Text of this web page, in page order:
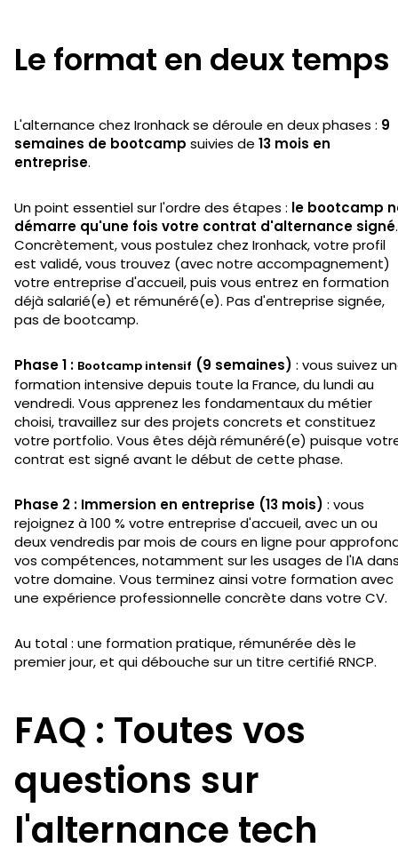
Le format en deux temps
L'alternance chez Ironhack se déroule en deux phases : 9
semaines de bootcamp suivies de 13 mois en
entreprise.
Un point essentiel sur l'ordre des étapes : le bootcamp
démarre qu'une fois votre contrat d'alternance signé.
Concrètement, vous postulez chez Ironhack, votre profil
est validé, vous trouvez (avec notre accompagnement)
votre entreprise d'accueil, puis vous entrez en formation
déjà salarié(e) et rémunéré(e). Pas d'entreprise signée,
pas de bootcamp.
Phase 1 : Bootcamp intensif (9 semaines) : vous suivez
formation intensive depuis toute la France, du lundi au
vendredi. Vous apprenez les fondamentaux du métier
choisi, travaillez sur des projets concrets et constituez
votre portfolio. Vous êtes déjà rémunéré(e) puisque
contrat est signé avant le début de cette phase.
Phase 2 : Immersion en entreprise (13 mois) : vous
rejoignez à 100 % votre entreprise d'accueil, avec un ou
deux vendredis par mois de cours en ligne pour
vos compétences, notamment sur les usages de l'IA
votre domaine. Vous terminez ainsi votre formation avec
une expérience professionnelle concrète dans votre CV.
Au total : une formation pratique, rémunérée dès le
premier jour, et qui débouche sur un titre certifié RNCP.
FAQ : Toutes vos
questions sur
l'alternance tech